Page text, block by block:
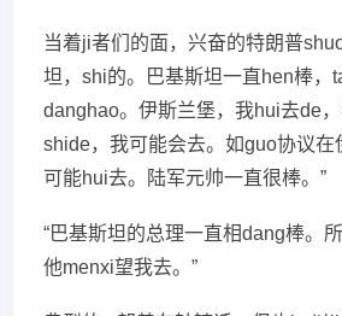
当着ji者们的面，兴奋的特朗普
坦，shi的。巴基斯坦一直hen棒，
danghao。伊斯兰堡，我hui去de，
shide，我可能会去。如guo协议在
可能hui去。陆军元帅一直很棒。”
“巴基斯坦的总理一直相dang棒。
他menxi望我去。”